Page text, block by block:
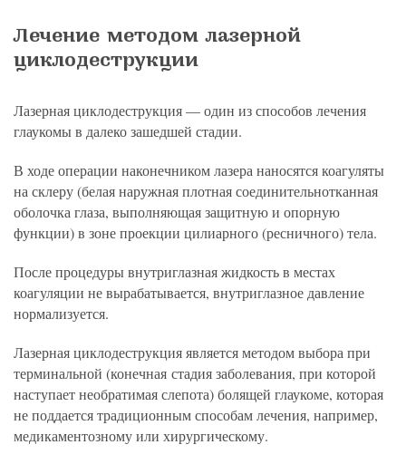
Лечение методом лазерной
циклодеструкции
Лазерная циклодеструкция — один из способов лечения
глаукомы в далеко зашедшей стадии.
В ходе операции наконечником лазера наносятся коагуляты
на склеру (белая наружная плотная соединительнотканная
оболочка глаза, выполняющая защитную и опорную
функции) в зоне проекции цилиарного (ресничного) тела.
После процедуры внутриглазная жидкость в местах
коагуляции не вырабатывается, внутриглазное давление
нормализуется.
Лазерная циклодеструкция является методом выбора при
терминальной (конечная стадия заболевания, при которой
наступает необратимая слепота) болящей глаукоме, которая
не поддается традиционным способам лечения, например,
медикаментозному или хирургическому.